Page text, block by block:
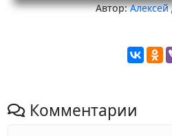
Автор:
Комментарии